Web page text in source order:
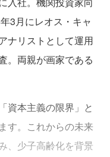
3月にレオス・キャ
ナリストとして運用
。両親が画家である
資本主義の限界」と
す。これからの未来
、少子高齢化を背景